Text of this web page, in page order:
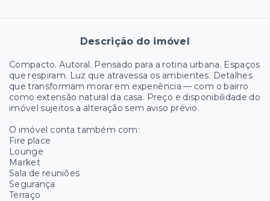
Descrição do imóvel
Compacto. Autoral. Pensado para a rotina urbana. Espaços
que respiram. Luz que atravessa os ambientes. Detalhes
que transformam morar em experiência — com o bairro
como extensão natural da casa. Preço e disponibilidade do
imóvel sujeitos a alteração sem aviso prévio.
O imóvel conta também com:
Fire place
Lounge
Market
Sala de reuniões
Segurança
Terraço